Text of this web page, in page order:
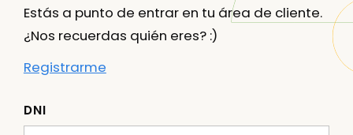
Estás a punto de entrar en tu área de cliente.
¿Nos recuerdas quién eres? :)
Registrarme
DNI